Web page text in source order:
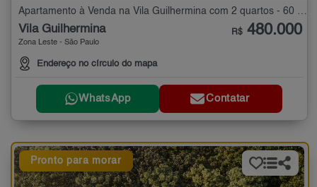
Apartamento à Venda na Vila Guilhermina com 2 quartos - 60 m²
Vila Guilhermina
Zona Leste - São Paulo
Endereço no círculo do mapa
R$ 480.000
WhatsApp Contatar
Pronto para morar